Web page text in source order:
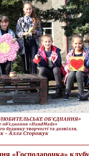
«Господарочка» клубу